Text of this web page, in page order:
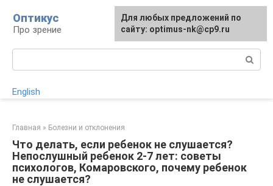
контенту
Оптикус
Про зрение
English
Главная » Болезни и отклонения
Что делать, если ребенок не слушается?
Непослушный ребенок 2-7 лет: советы
психологов, Комаровского, почему ребенок
не слушается?
Для любых предложений по
сайту: optimus-nk@cp9.ru